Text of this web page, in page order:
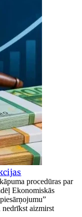
procedūras par
Ekonomiskās
nedrīkst aizmirst